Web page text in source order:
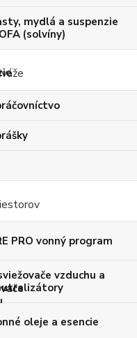
mydlá a suspenzie
(solvíny)
PRO vonný program
vzduchu a
oleje a esencie